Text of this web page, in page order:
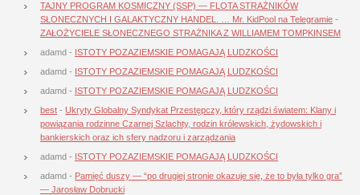
TAJNY PROGRAM KOSMICZNY (SSP) — FLOTA STRAŻNIKÓW
SŁONECZNYCH I GALAKTYCZNY HANDEL. … Mr. KidPool na Telegramie -
ZAŁOŻYCIELE SŁONECZNEGO STRAŻNIKA Z WILLIAMEM TOMPKINSEM
adamd - ISTOTY POZAZIEMSKIE POMAGAJĄ LUDZKOŚCI
adamd - ISTOTY POZAZIEMSKIE POMAGAJĄ LUDZKOŚCI
adamd - ISTOTY POZAZIEMSKIE POMAGAJĄ LUDZKOŚCI
best - Ukryty Globalny Syndykat Przestępczy, który rządzi światem: Klany i
powiązania rodzinne Czarnej Szlachty, rodzin królewskich, żydowskich i
bankierskich oraz ich sfery nadzoru i zarządzania
adamd - ISTOTY POZAZIEMSKIE POMAGAJĄ LUDZKOŚCI
adamd - Pamięć duszy — “po drugiej stronie okazuje się, że to była tylko gra”
— Jarosław Dobrucki